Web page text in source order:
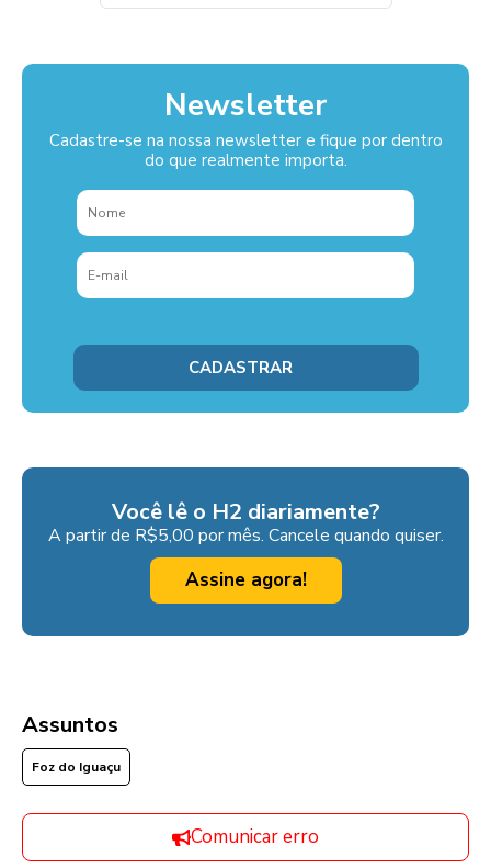
Newsletter
Cadastre-se na nossa newsletter e fique por dentro
do que realmente importa.
Você lê o H2 diariamente?
A partir de R$5,00 por mês. Cancele quando quiser.
Assine agora!
Assuntos
Foz do Iguaçu
Comunicar erro